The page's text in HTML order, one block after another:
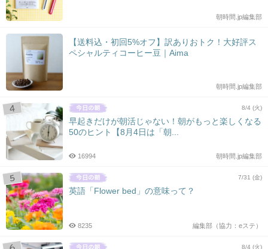
朝時間.jp編集部
【送料込・初回5%オフ】訳ありおトク！大好評ス
ペシャルティコーヒー豆｜Aima
朝時間.jp編集部
8/4 (火)
早起きだけが朝活じゃない！朝がもっと楽しくなる
50のヒント【8月4日は「朝...
朝時間.jp編集部
16994
7/31 (金)
英語「Flower bed」の意味って？
編集部（協力：eステ）
8235
8/4 (火)